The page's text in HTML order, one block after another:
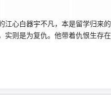
心白器宇不凡，本是留学归来的
实则是为复仇。他带着仇恨生存